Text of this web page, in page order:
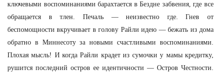
ключевыми воспоминаниями барахтается в Бездне забвения, где все
обращается в тлен. Печаль — неизвестно где. Гнев от
беспомощности вкручивает в голову Райли идею — бежать из дома
обратно в Миннесоту за новыми счастливыми воспоминаниями.
Плохая мысль! И когда Райли крадет из сумочки у мамы кредитку,
рушится последний остров ее идентичности — Остров Честности.